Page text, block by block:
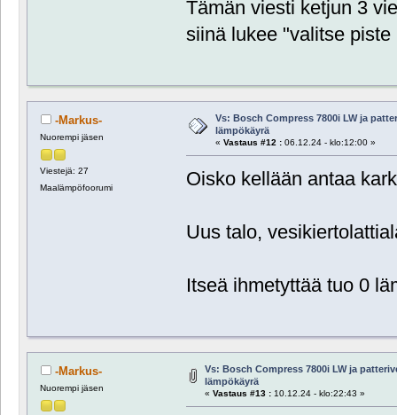
Tämän viesti ketjun 3
siinä lukee "valitse
-Markus-
Nuorempi jäsen
Viestejä: 27
Maalämpöfoorumi
Vs: Bosch Compress 7800i LW ja
lämpökäyrä
« Vastaus #12 :06.12.24 - klo:12:00 »
Oisko kellään antaa
Uus talo,
Itseä ihmetyttää tuo 0
-Markus-
Nuorempi jäsen
Vs: Bosch Compress 7800i LW ja
lämpökäyrä
« Vastaus #13 :10.12.24 - klo:22:43 »